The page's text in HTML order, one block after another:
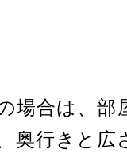
場合は、部
奥行きと広